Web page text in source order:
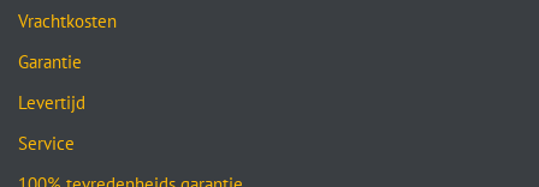
Vrachtkosten
Garantie
Levertijd
Service